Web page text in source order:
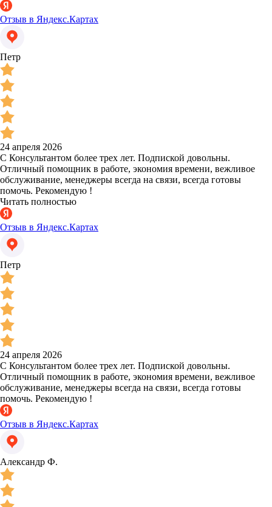
Отзыв в Яндекс.Картах
Петр
24 апреля 2026
С Консультантом более трех лет. Подпиской довольны.
Отличный помощник в работе, экономия времени, вежливое
обслуживание, менеджеры всегда на связи, всегда готовы
помочь. Рекомендую !
Читать полностью
Отзыв в Яндекс.Картах
Петр
24 апреля 2026
С Консультантом более трех лет. Подпиской довольны.
Отличный помощник в работе, экономия времени, вежливое
обслуживание, менеджеры всегда на связи, всегда готовы
помочь. Рекомендую !
Отзыв в Яндекс.Картах
Александр Ф.